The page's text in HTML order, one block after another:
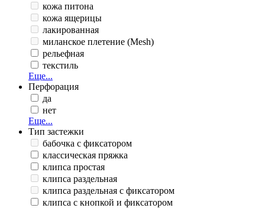
кожа питона
кожа ящерицы
лакированная
миланское плетение (Mesh)
рельефная
текстиль
Еще...
Перфорация
да
нет
Еще...
Тип застежки
бабочка с фиксатором
классическая пряжка
клипса простая
клипса раздельная
клипса раздельная с фиксатором
клипса с кнопкой и фиксатором